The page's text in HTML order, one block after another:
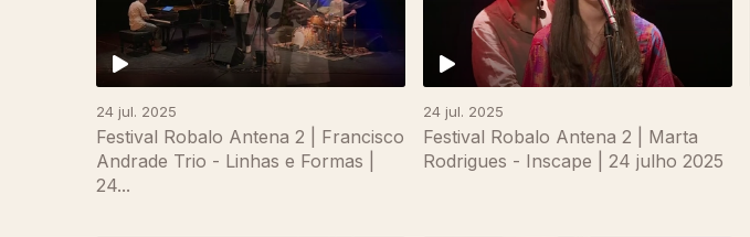
24 jul. 2025
Festival Robalo Antena 2 | Francisco
Andrade Trio - Linhas e Formas |
24...
24 jul. 2025
Festival Robalo Antena 2 | Marta
Rodrigues - Inscape | 24 julho 2025